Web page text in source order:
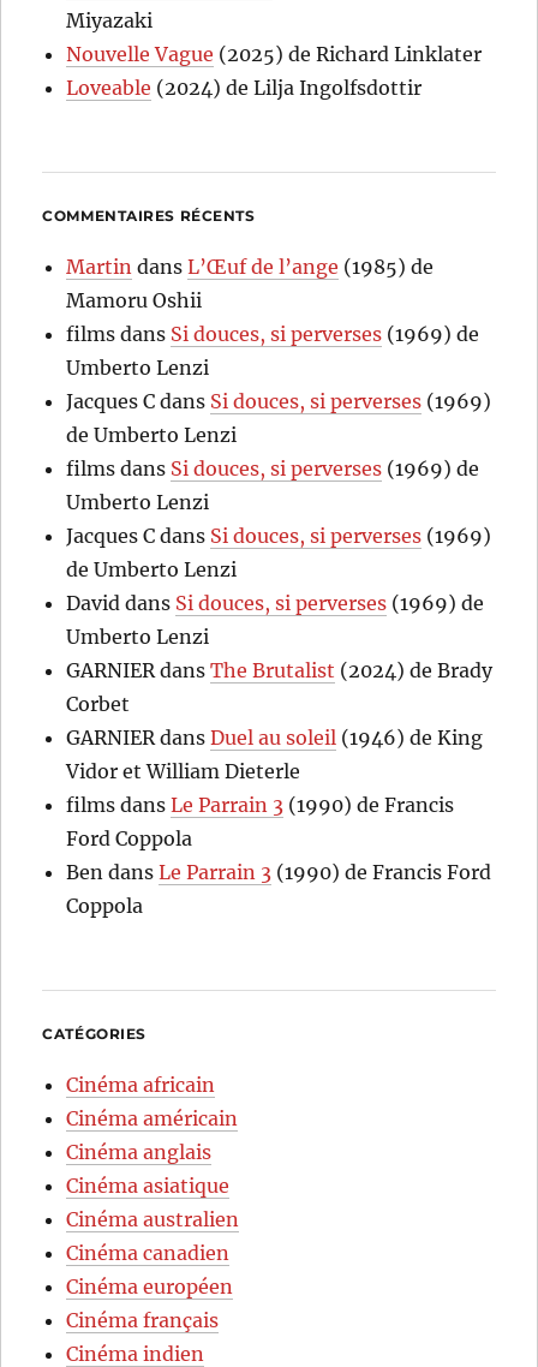
Miyazaki
Nouvelle Vague (2025) de Richard Linklater
Loveable (2024) de Lilja Ingolfsdottir
COMMENTAIRES RÉCENTS
Martin dansL’Œuf de l’ange (1985) de
Mamoru Oshii
films dans Si douces, si perverses (1969) de
Umberto Lenzi
Jacques C dans Si douces, si perverses (1969)
de Umberto Lenzi
films dans Si douces, si perverses (1969) de
Umberto Lenzi
Jacques C dans Si douces, si perverses (1969)
de Umberto Lenzi
David dans Si douces, si perverses (1969) de
Umberto Lenzi
GARNIER dansThe Brutalist (2024) de Brady
Corbet
GARNIER dansDuel au soleil (1946) de King
Vidor et William Dieterle
films dansLe Parrain 3 (1990) de Francis
Ford Coppola
Ben dansLe Parrain 3 (1990) de Francis Ford
Coppola
CATÉGORIES
Cinéma africain
Cinéma américain
Cinéma anglais
Cinéma asiatique
Cinéma australien
Cinéma canadien
Cinéma européen
Cinéma français
Cinéma indien